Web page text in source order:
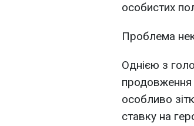
особистих
Проблема
Однією з
продовження
особливо
ставку на